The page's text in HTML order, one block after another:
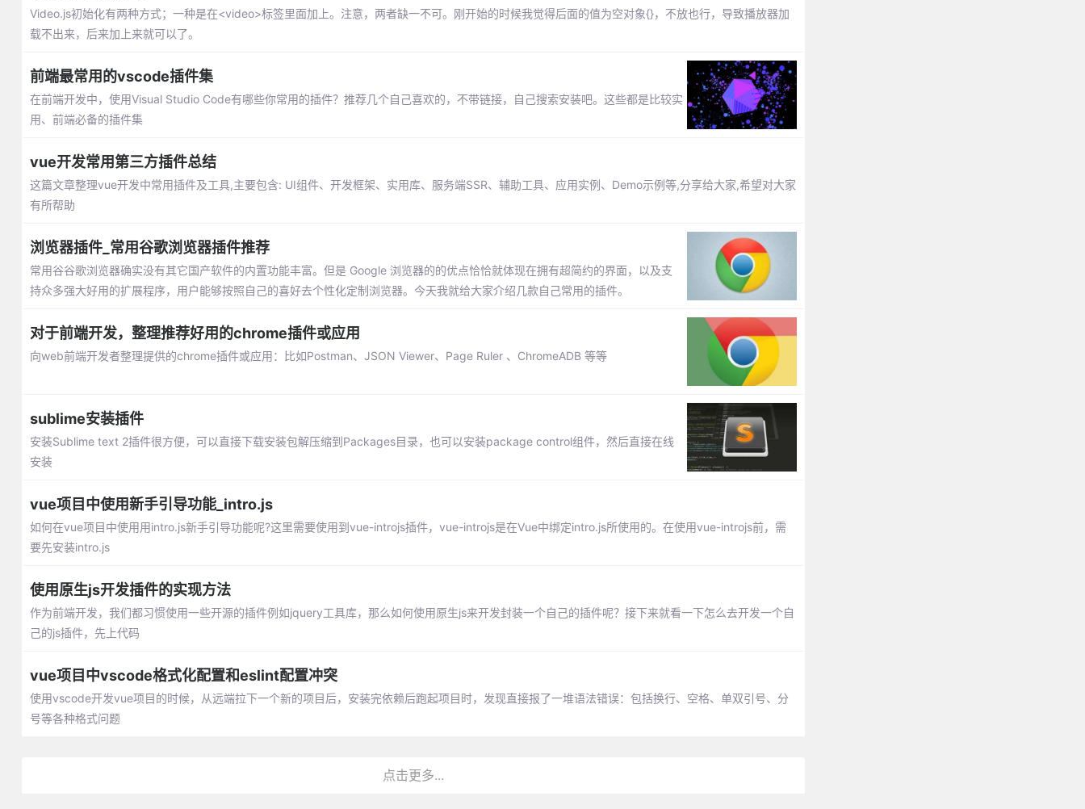
Video.js初始化有两种方式；一种是在<video>标签里面加上。注意，两者缺一不可。刚开始的时候我觉得后面的值为空对象{}，不放也行，导致播放器加
载不出来，后来加上来就可以了。
前端最常用的vscode插件集
在前端开发中，使用Visual Studio Code有哪些你常用的插件？推荐几个自己喜欢的，不带链接，自己搜索安装吧。这些都是比较实
用、前端必备的插件集
vue开发常用第三方插件总结
这篇文章整理vue开发中常用插件及工具,主要包含: UI组件、开发框架、实用库、服务端SSR、辅助工具、应用实例、Demo示例等,分享给大家,希望对大家
有所帮助
浏览器插件_常用谷歌浏览器插件推荐
常用谷谷歌浏览器确实没有其它国产软件的内置功能丰富。但是 Google 浏览器的的优点恰恰就体现在拥有超简约的界面，以及支
持众多强大好用的扩展程序，用户能够按照自己的喜好去个性化定制浏览器。今天我就给大家介绍几款自己常用的插件。
对于前端开发，整理推荐好用的chrome插件或应用
向web前端开发者整理提供的chrome插件或应用：比如Postman、JSON Viewer、Page Ruler 、ChromeADB 等等
sublime安装插件
安装Sublime text 2插件很方便，可以直接下载安装包解压缩到Packages目录，也可以安装package control组件，然后直接在线
安装
vue项目中使用新手引导功能_intro.js
如何在vue项目中使用用intro.js新手引导功能呢?这里需要使用到vue-introjs插件，vue-introjs是在Vue中绑定intro.js所使用的。在使用vue-introjs前，需
要先安装intro.js
使用原生js开发插件的实现方法
作为前端开发，我们都习惯使用一些开源的插件例如jquery工具库，那么如何使用原生js来开发封装一个自己的插件呢？接下来就看一下怎么去开发一个自
己的js插件，先上代码
vue项目中vscode格式化配置和eslint配置冲突
使用vscode开发vue项目的时候，从远端拉下一个新的项目后，安装完依赖后跑起项目时，发现直接报了一堆语法错误：包括换行、空格、单双引号、分
号等各种格式问题
点击更多...